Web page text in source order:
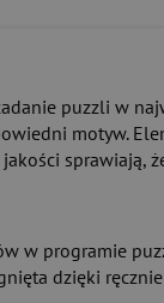
puzzli w
motyw.
sprawiają,
w programie
dzięki